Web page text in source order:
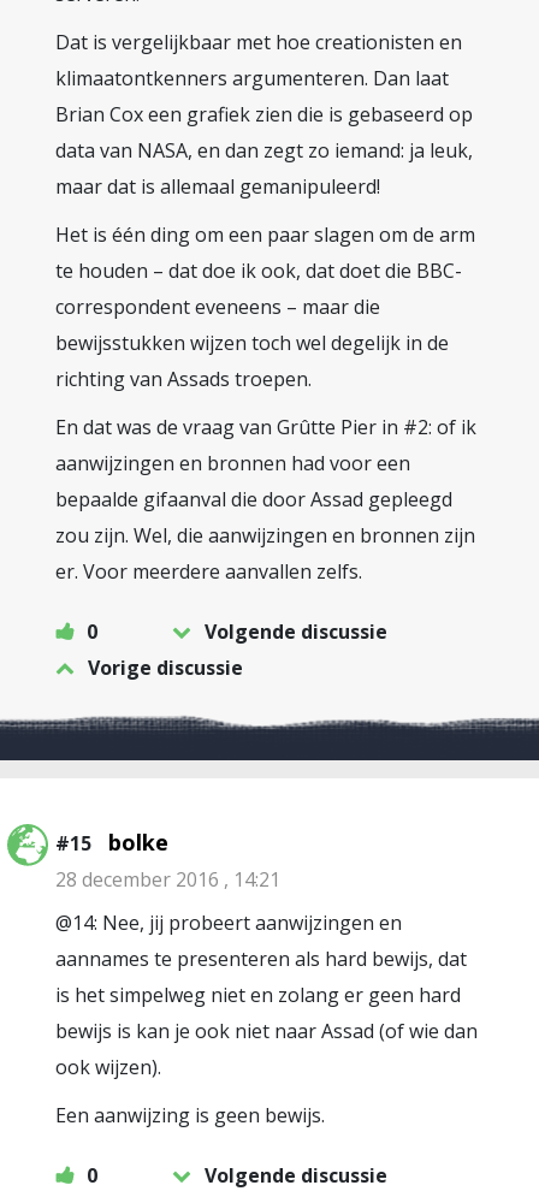
Dat is vergelijkbaar met hoe creationisten en
klimaatontkenners argumenteren. Dan laat
Brian Cox een grafiek zien die is gebaseerd op
data van NASA, en dan zegt zo iemand: ja leuk,
maar dat is allemaal gemanipuleerd!
Het is één ding om een paar slagen om de arm
te houden – dat doe ik ook, dat doet die BBC-
correspondent eveneens – maar die
bewijsstukken wijzen toch wel degelijk in de
richting van Assads troepen.
En dat was de vraag van Grûtte Pier in #2: of ik
aanwijzingen en bronnen had voor een
bepaalde gifaanval die door Assad gepleegd
zou zijn. Wel, die aanwijzingen en bronnen zijn
er. Voor meerdere aanvallen zelfs.
0
Volgende discussie
Vorige discussie
#15 bolke
28 december 2016 , 14:21
@14: Nee, jij probeert aanwijzingen en
aannames te presenteren als hard bewijs, dat
is het simpelweg niet en zolang er geen hard
bewijs is kan je ook niet naar Assad (of wie dan
ook wijzen).
Een aanwijzing is geen bewijs.
0
Volgende discussie